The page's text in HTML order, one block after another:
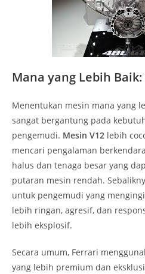
Mana yang Lebih Baik:
Menentukan mesin mana yang
sangat bergantung pada
pengemudi. Mesin V12 lebih
mencari pengalaman
halus dan tenaga besar yang
putaran mesin rendah.
untuk pengemudi yang
lebih ringan, agresif, dan
lebih eksplosif.
Secara umum, Ferrari
yang lebih premium dan